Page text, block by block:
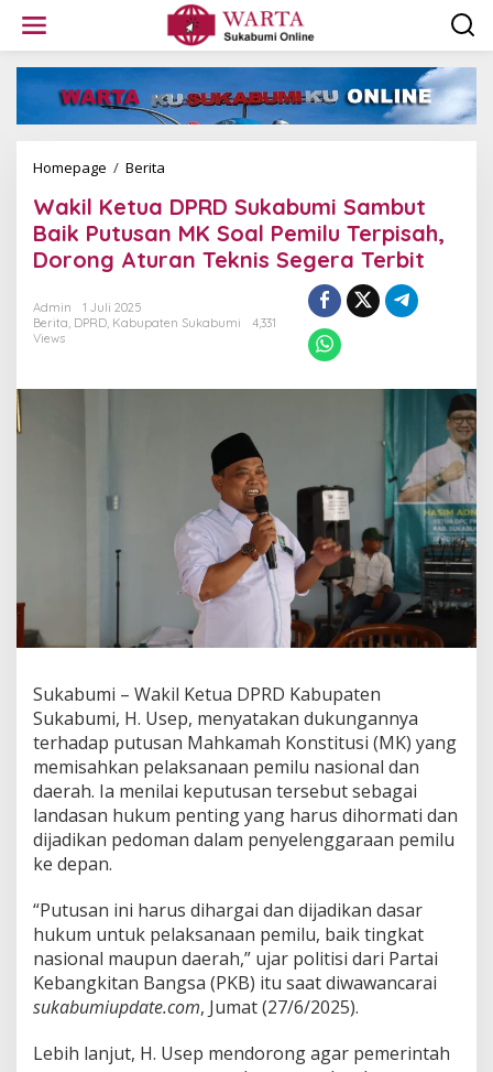
w
Homepage / Berita
k
i
l
K
u
P
m
m
u
t
B
a
i
P
u
t
n
M
K
S
o
a
P
Wakil Ketua DPRD Sukabumi Sambut
Baik Putusan MK Soal Pemilu Terpisah,
Dorong Aturan Teknis Segera Terbit
Admin
1 Juli 2025
Berita, DPRD, Kabupaten Sukabumi
4,331
Views
Sukabumi – Wakil Ketua DPRD Kabupaten
Sukabumi, H. Usep, menyatakan dukungannya
terhadap putusan Mahkamah Konstitusi (MK) yang
memisahkan pelaksanaan pemilu nasional dan
daerah. Ia menilai keputusan tersebut sebagai
landasan hukum penting yang harus dihormati dan
dijadikan pedoman dalam penyelenggaraan pemilu
ke depan.
“Putusan ini harus dihargai dan dijadikan dasar
hukum untuk pelaksanaan pemilu, baik tingkat
nasional maupun daerah,” ujar politisi dari Partai
Kebangkitan Bangsa (PKB) itu saat diwawancarai
sukabumiupdate.com, Jumat (27/6/2025).
Lebih lanjut, H. Usep mendorong agar pemerintah